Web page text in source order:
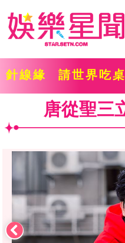
針線緣 請世界吃桌
唐從聖三